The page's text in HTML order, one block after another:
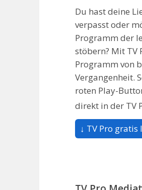
Du hast deine
verpasst oder
Programm der
stöbern? Mit TV
Programm von
Vergangenheit.
roten Play-
direkt in der TV
↓ TV Pro gratis